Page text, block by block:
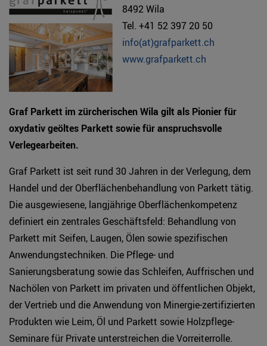
8492 Wila
Tel. +41 52 397 20 50
info(at)grafparkett.ch
www.grafparkett.ch
Graf Parkett im zürcherischen Wila gilt als Pionier für
oxydativ geöltes Parkett sowie für anspruchsvolle
Verlegearbeiten.
Graf Parkett ist seit rund 30 Jahren in der Verlegung, dem
Handel und der Oberflächenbehandlung von Parkett tätig.
Die ausgewiesene, langjährige Oberflächenkompetenz
definiert ein zentrales Geschäftsfeld: Behandlung von
Parkett mit Seifen, Laugen, Ölen sowie spezifischen
Anwendungstechniken. Die Pflege- und
Sanierungsberatung sowie das Schleifen, Auffrischen und
Nachölen von Parkett im privaten und öffentlichen Objekt,
der Vertrieb und die Anwendung von Minergie-zertifizierten
Produkten wie Leim, Öl und Parkett sowie Holzpflege-
Seminare für Private unterstreichen die Vorreiterrolle.